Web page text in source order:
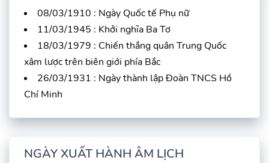
08/03/1910 : Ngày Quốc tế Phụ nữ
11/03/1945 : Khởi nghĩa Ba Tơ
18/03/1979 : Chiến thắng quân Trung Quốc
xâm lược trên biên giới phía Bắc
26/03/1931 : Ngày thành lập Đoàn TNCS Hồ
Chí Minh
NGÀY XUẤT HÀNH ÂM LỊCH